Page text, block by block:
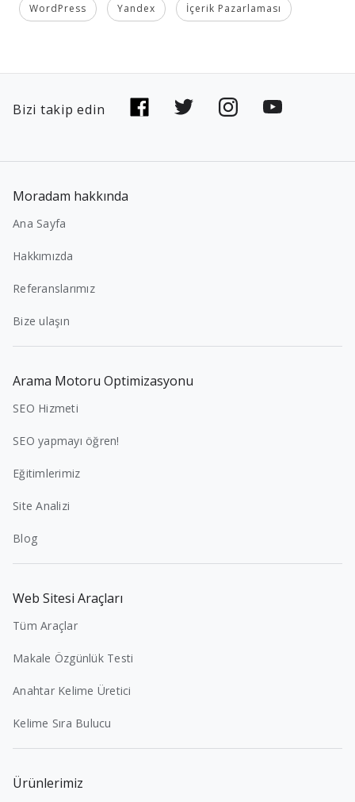
WordPress Yandex İçerik Pazarlaması
Bizi takip edin
Moradam hakkında
Ana Sayfa
Hakkımızda
Referanslarımız
Bize ulaşın
Arama Motoru Optimizasyonu
SEO Hizmeti
SEO yapmayı öğren!
Eğitimlerimiz
Site Analizi
Blog
Web Sitesi Araçları
Tüm Araçlar
Makale Özgünlük Testi
Anahtar Kelime Üretici
Kelime Sıra Bulucu
Ürünlerimiz